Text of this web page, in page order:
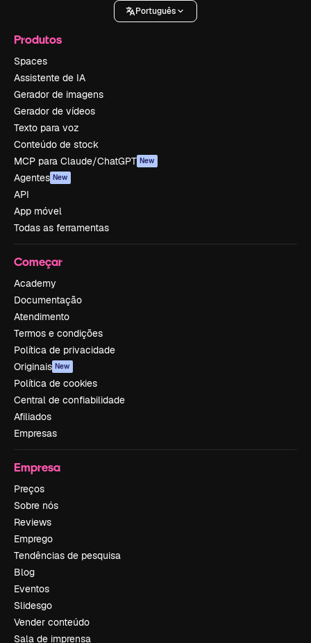
Português
Produtos
Spaces
Assistente de IA
Gerador de imagens
Gerador de vídeos
Texto para voz
Conteúdo de stock
MCP para Claude/ChatGPT New
Agentes New
API
App móvel
Todas as ferramentas
Começar
Academy
Documentação
Atendimento
Termos e condições
Política de privacidade
Originais New
Política de cookies
Central de confiabilidade
Afiliados
Empresas
Empresa
Preços
Sobre nós
Reviews
Emprego
Tendências de pesquisa
Blog
Eventos
Slidesgo
Vender conteúdo
Sala de imprensa